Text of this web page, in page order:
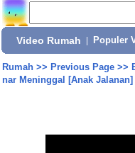
Video Rumah Populer
Rumah>> Previous Page>>
nar Meninggal [Anak Jalanan]